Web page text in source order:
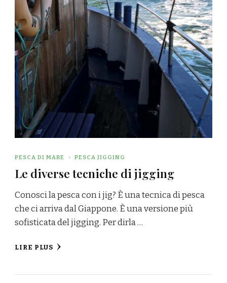
PESCA DI MARE PESCA JIGGING
Le diverse tecniche di jigging
Conosci la pesca con i jig? È una tecnica di pesca
che ci arriva dal Giappone. È una versione più
sofisticata del jigging. Per dirla …
LIRE PLUS